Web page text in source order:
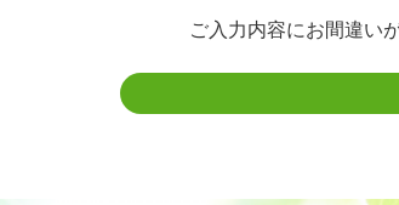
ご入力内容にお間違い